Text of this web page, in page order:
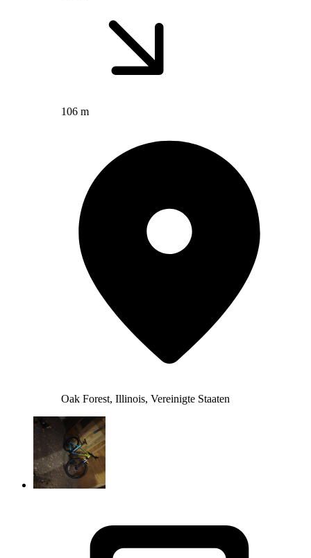
106 m
Oak Forest, Illinois, Vereinigte Staaten